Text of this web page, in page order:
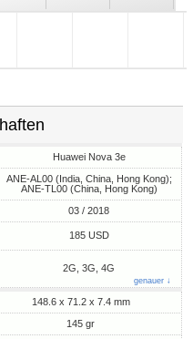
Huawei Nova 3e
ANE-AL00 (India, China, Hong Kong);
ANE-TL00 (China, Hong Kong)
03 / 2018
185 USD
2G, 3G, 4G
genauer ↓
148.6 x 71.2 x 7.4 mm
145 gr